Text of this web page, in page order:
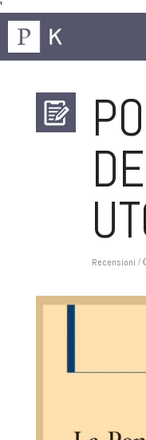
'
Recensioni /